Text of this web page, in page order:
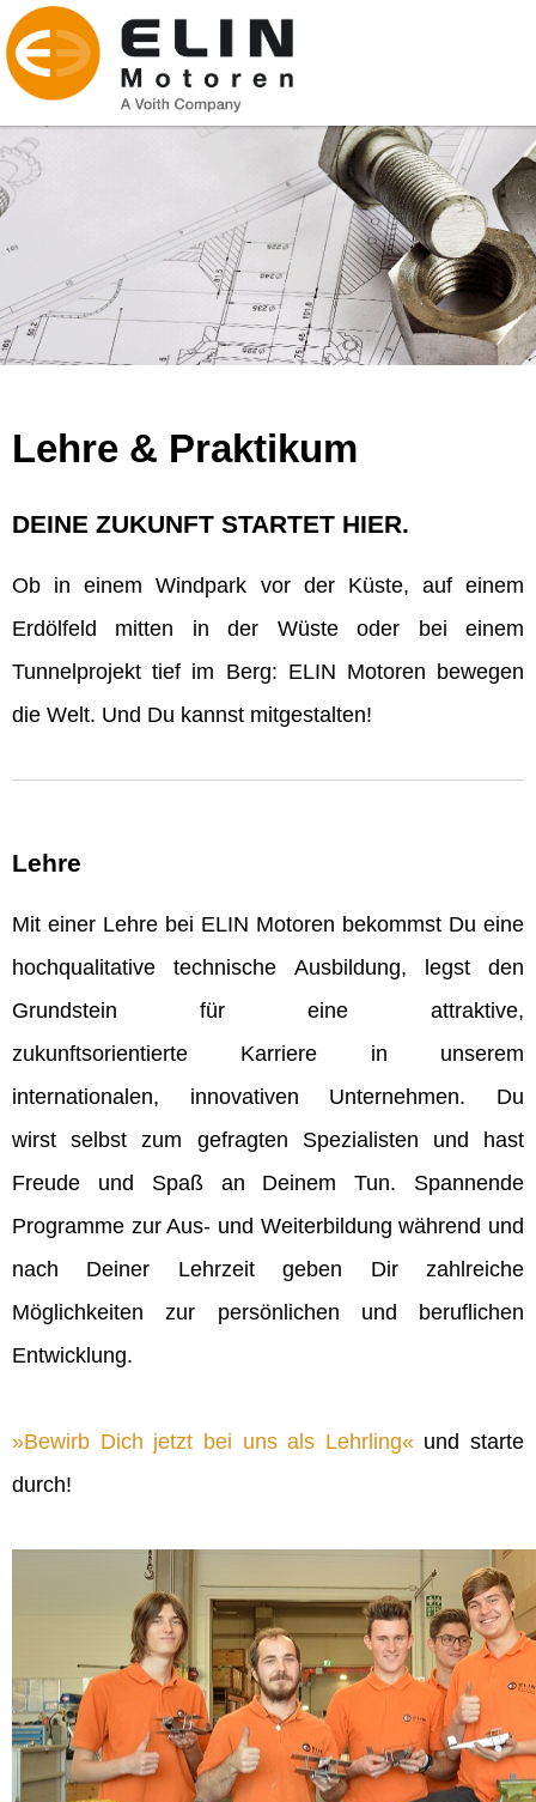
Lehre & Praktikum
DEINE ZUKUNFT STARTET HIER.
Ob in einem Windpark vor der Küste, auf einem
Erdölfeld mitten in der Wüste oder bei einem
Tunnelprojekt tief im Berg: ELIN Motoren bewegen
die Welt. Und Du kannst mitgestalten!
Lehre
Mit einer Lehre bei ELIN Motoren bekommst Du eine
hochqualitative technische Ausbildung, legst den
Grundstein für eine attraktive,
zukunftsorientierte Karriere in unserem
internationalen, innovativen Unternehmen. Du
wirst selbst zum gefragten Spezialisten und hast
Freude und Spaß an Deinem Tun. Spannende
Programme zur Aus- und Weiterbildung während und
nach Deiner Lehrzeit geben Dir zahlreiche
Möglichkeiten zur persönlichen und beruflichen
Entwicklung.
Bewirb Dich jetzt bei uns als Lehrling und starte
durch!